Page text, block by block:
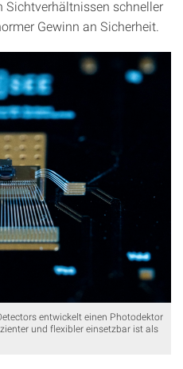
Sichtverhältnissen schneller
Gewinn an Sicherheit.
entwickelt einen Photodektor
und flexibler einsetzbar ist als